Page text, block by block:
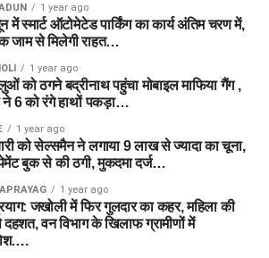
1 year ago
में स्मार्ट ऑटोमेटेड पार्किंग का कार्य अंतिम चरण में,
जाम से मिलेगी राहत…
1 year ago
को ठगने बद्रीनाथ पहुंचा मोबाइल माफिया गैंग ,
6 को रंगे हाथों पकड़ा…
1 year ago
को सेल्समैन ने लगाया 9 लाख से ज्यादा का चूना,
बुक से की ठगी, मुकदमा दर्ज…
1 year ago
जखोली में फिर गुलदार का कहर, महिला की
दहशत, वन विभाग के खिलाफ ग्रामीणों में